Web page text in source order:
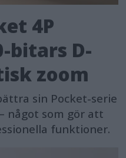
4P
bitars D-
zoom
sin Pocket-serie
något som gör att
funktioner.